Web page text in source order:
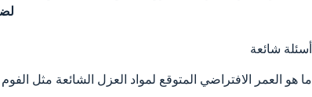
أسئلة شائعة
ما هو العمر الافتراضي المتوقع لمواد العزل الشائعة مثل